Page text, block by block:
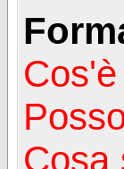
Cosa